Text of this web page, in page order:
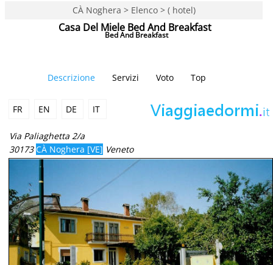
CÀ Noghera > Elenco > ( hotel)
Casa Del Miele Bed And Breakfast
Bed And Breakfast
Descrizione Servizi Voto Top
FR EN DE IT
Via Paliaghetta 2/a
30173CÀ Noghera [VE] Veneto